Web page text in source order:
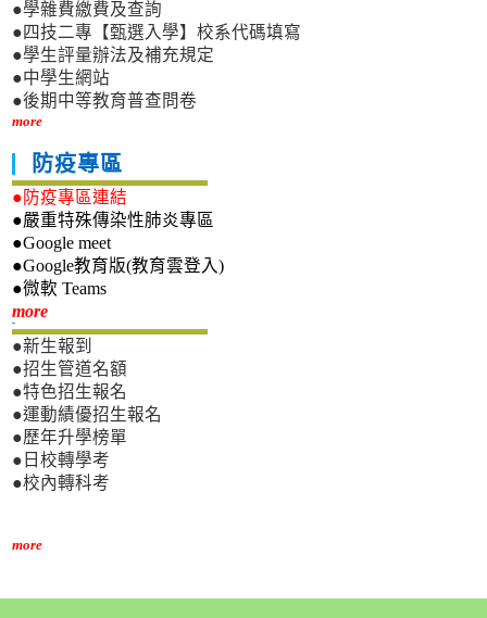
●學雜費繳費及查詢
●四技二專【甄選入學】校系代碼填寫
●學生評量辦法及補充規定
●中學生網站
●後期中等教育普查問卷
more
防疫專區
●防疫專區連結
●嚴重特殊傳染性肺炎專區
●Google meet
●Google教育版(教育雲登入)
●微軟 Teams
more新生專區
●新生報到
●招生管道名額
●特色招生報名
●運動績優招生報名
●歷年升學榜單
●日校轉學考
●校內轉科考
more